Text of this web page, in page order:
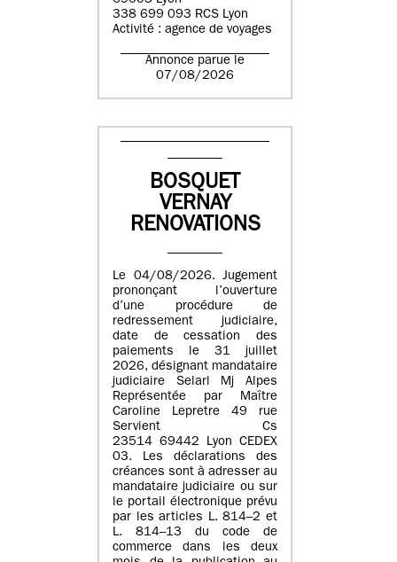
338 699 093 RCS Lyon
Activité : agence de voyages
Annonce parue le
07/08/2026
BOSQUET
VERNAY
RENOVATIONS
Le 04/08/2026. Jugement
prononçant l’ouverture
d’une procédure de
redressement judiciaire,
date de cessation des
paiements le 31 juillet
2026, désignant mandataire
judiciaire Selarl Mj Alpes
Représentée par Maître
Caroline Lepretre 49 rue
Servient Cs
23514 69442 Lyon CEDEX
03. Les déclarations des
créances sont à adresser au
mandataire judiciaire ou sur
le portail électronique prévu
par les articles L. 814–2 et
L. 814–13 du code de
commerce dans les deux